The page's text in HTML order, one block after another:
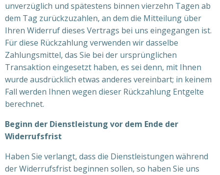
unverzüglich und spätestens binnen vierzehn Tagen ab
dem Tag zurückzuzahlen, an dem die Mitteilung über
Ihren Widerruf dieses Vertrags bei uns eingegangen ist.
Für diese Rückzahlung verwenden wir dasselbe
Zahlungsmittel, das Sie bei der ursprünglichen
Transaktion eingesetzt haben, es sei denn, mit Ihnen
wurde ausdrücklich etwas anderes vereinbart; in keinem
Fall werden Ihnen wegen dieser Rückzahlung Entgelte
berechnet.
Beginn der Dienstleistung vor dem Ende der
Widerrufsfrist
Haben Sie verlangt, dass die Dienstleistungen während
der Widerrufsfrist beginnen sollen, so haben Sie uns